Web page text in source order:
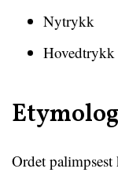
Nytrykk
Hovedtrykk
Ordet